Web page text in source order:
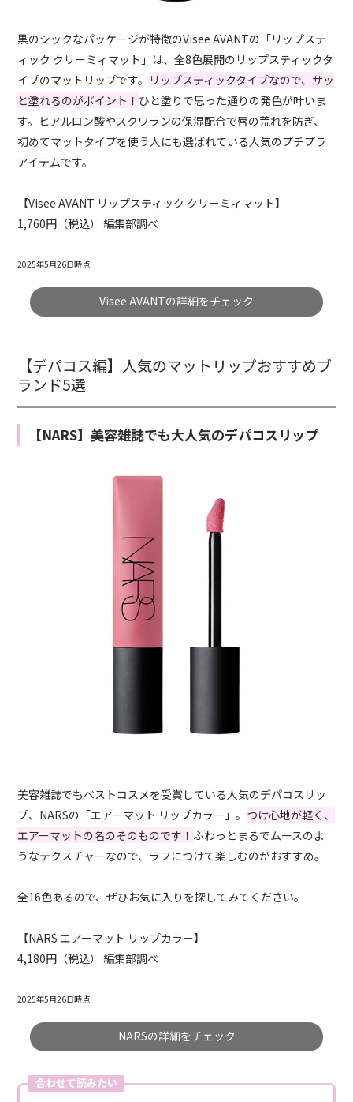
黒のシックなパッケージが特徴のVisee AVANTの「リップステ
ィック クリーミィマット」は、全8色展開のリップスティックタ
イプのマットリップです。 リップスティックタイプなので、サッ
と塗れるのがポイント！ ひと塗りで思った通りの発色が叶いま
す。ヒアルロン酸やスクワランの保湿配合で唇の荒れを防ぎ、
初めてマットタイプを使う人にも選ばれている人気のプチプラ
アイテムです。
【Visee AVANT リップスティック クリーミィマット】
1,760円（税込） 編集部調べ
2025年5月26日時点
Visee AVANTの詳細をチェック
【デパコス編】人気のマットリップおすすめブ
ランド5選
【NARS】美容雑誌でも大人気のデパコスリップ
美容雑誌でもベストコスメを受賞している人気のデパコスリッ
プ、NARSの「エアーマット リップカラー」。 つけ心地が軽く、
エアーマットの名のそのものです！ふわっとまるでムースのよ
うなテクスチャーなので、ラフにつけて楽しむのがおすすめ。
全16色あるので、ぜひお気に入りを探してみてください。
【NARS エアーマット リップカラー】
4,180円（税込） 編集部調べ
2025年5月26日時点
NARSの詳細をチェック
合わせて読みたい